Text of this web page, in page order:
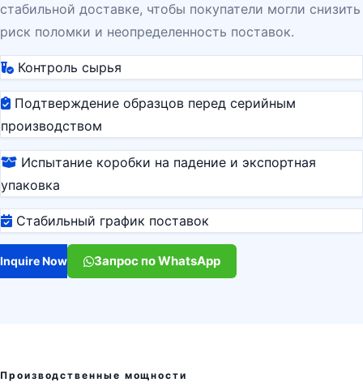
стабильной доставке, чтобы покупатели могли снизить
риск поломки и неопределенность поставок.
Контроль сырья
Подтверждение образцов перед серийным
производством
Испытание коробки на падение и экспортная
упаковка
Стабильный график поставок
Inquire Now Запрос по WhatsApp
Производственные мощности